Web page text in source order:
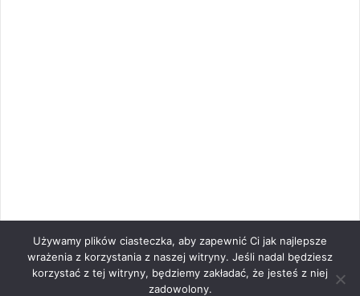
Używamy plików ciasteczka, aby zapewnić Ci jak najlepsze
wrażenia z korzystania z naszej witryny. Jeśli nadal będziesz
korzystać z tej witryny, będziemy zakładać, że jesteś z niej
zadowolony.